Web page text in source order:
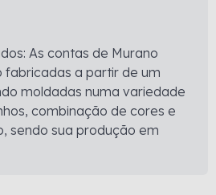
As contas de Murano
fabricadas a partir de um
moldadas numa variedade
combinação de cores e
sendo sua produção em